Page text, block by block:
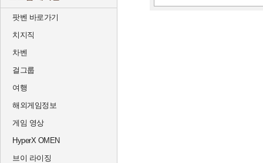
팟벤 바로가기
치지직
차벤
걸그룹
여행
해외게임정보
게임 영상
HyperX OMEN
브이 라이징